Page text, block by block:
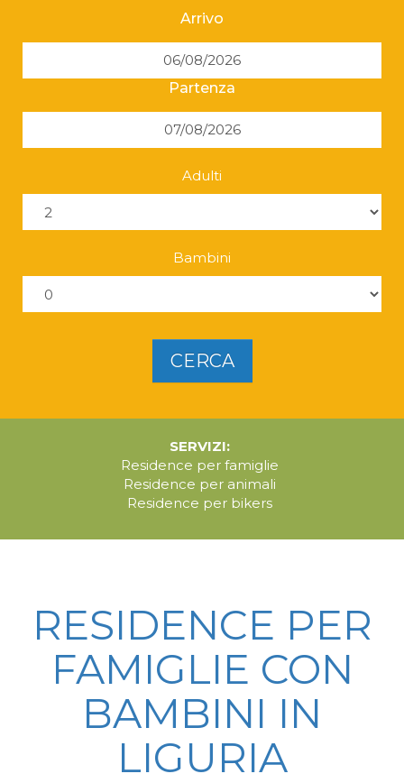
Arrivo
Partenza
Adulti
Bambini
CERCA
SERVIZI:
Residence per famiglie
Residence per animali
Residence per bikers
RESIDENCE PER
FAMIGLIE CON
BAMBINI IN
LIGURIA